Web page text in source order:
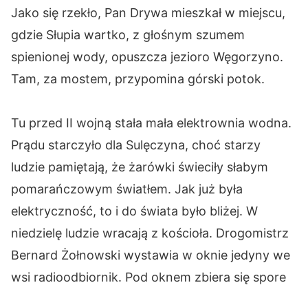
Jako się rzekło, Pan Drywa mieszkał w miejscu,
gdzie Słupia wartko, z głośnym szumem
spienionej wody, opuszcza jezioro Węgorzyno.
Tam, za mostem, przypomina górski potok.
Tu przed II wojną stała mała elektrownia wodna.
Prądu starczyło dla Sulęczyna, choć starzy
ludzie pamiętają, że żarówki świeciły słabym
pomarańczowym światłem. Jak już była
elektryczność, to i do świata było bliżej. W
niedzielę ludzie wracają z kościoła. Drogomistrz
Bernard Żołnowski wystawia w oknie jedyny we
wsi radioodbiornik. Pod oknem zbiera się spore